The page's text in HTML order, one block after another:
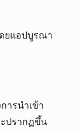
ดยแอปบูรณา
ารนำเข้า
ะปรากฏขึ้น